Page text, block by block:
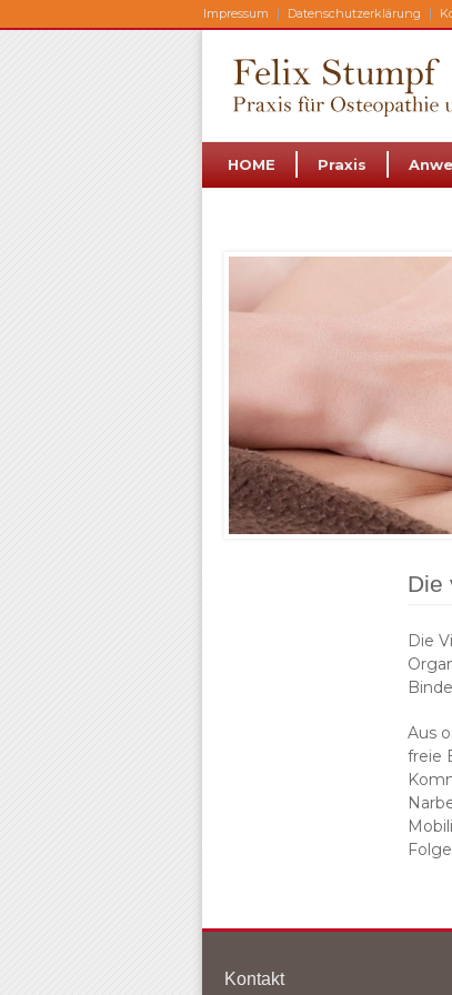
Impressum Datenschutzerklärung
HOME Praxis
Die
Die
Aus
freie
Kontakt